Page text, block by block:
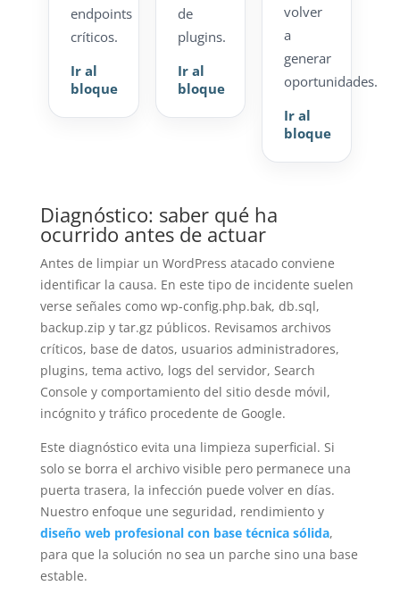
endpoints
críticos.
Ir al
bloque
de
plugins.
Ir al
bloque
volver
a
generar
oportunidades.
Ir al
bloque
Diagnóstico: saber qué ha
ocurrido antes de actuar
Antes de limpiar un WordPress atacado conviene
identificar la causa. En este tipo de incidente suelen
verse señales como wp-config.php.bak, db.sql,
backup.zip y tar.gz públicos. Revisamos archivos
críticos, base de datos, usuarios administradores,
plugins, tema activo, logs del servidor, Search
Console y comportamiento del sitio desde móvil,
incógnito y tráfico procedente de Google.
Este diagnóstico evita una limpieza superficial. Si
solo se borra el archivo visible pero permanece una
puerta trasera, la infección puede volver en días.
Nuestro enfoque une seguridad, rendimiento y
diseño web profesional con base técnica sólida,
para que la solución no sea un parche sino una base
estable.